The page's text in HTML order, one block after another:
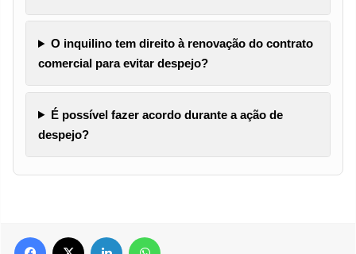
O inquilino tem direito à renovação do contrato
comercial para evitar despejo?
É possível fazer acordo durante a ação de
despejo?
Facebook Linkedin